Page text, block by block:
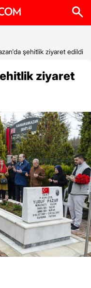
şehitlik ziyaret edildi
ziyaret